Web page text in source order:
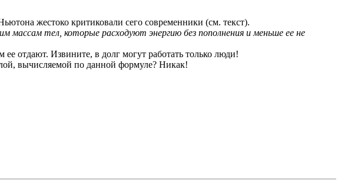
жестоко критиковали сего современники (см. текст).
тел, которые расходуют энергию без пополнения и меньше ее не
отдают. Извините, в долг могут работать только люди!
вычисляемой по данной формуле? Никак!